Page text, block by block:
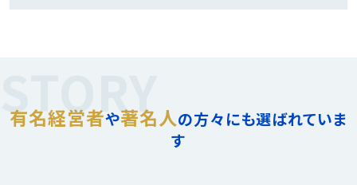
有名経営者や著名人の方々にも選ばれていま
す
STORY